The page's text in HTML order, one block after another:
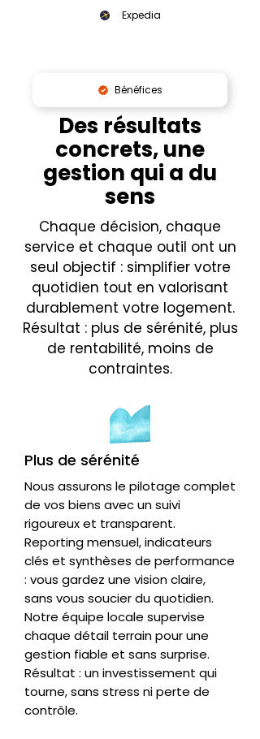
Expedia
Bénéfices
Des résultats
concrets, une
gestion qui a du
sens
Chaque décision, chaque
service et chaque outil ont un
seul objectif : simplifier votre
quotidien tout en valorisant
durablement votre logement.
Résultat : plus de sérénité, plus
de rentabilité, moins de
contraintes.
Plus de sérénité
Nous assurons le pilotage complet
de vos biens avec un suivi
rigoureux et transparent.
Reporting mensuel, indicateurs
clés et synthèses de performance
: vous gardez une vision claire,
sans vous soucier du quotidien.
Notre équipe locale supervise
chaque détail terrain pour une
gestion fiable et sans surprise.
Résultat : un investissement qui
tourne, sans stress ni perte de
contrôle.